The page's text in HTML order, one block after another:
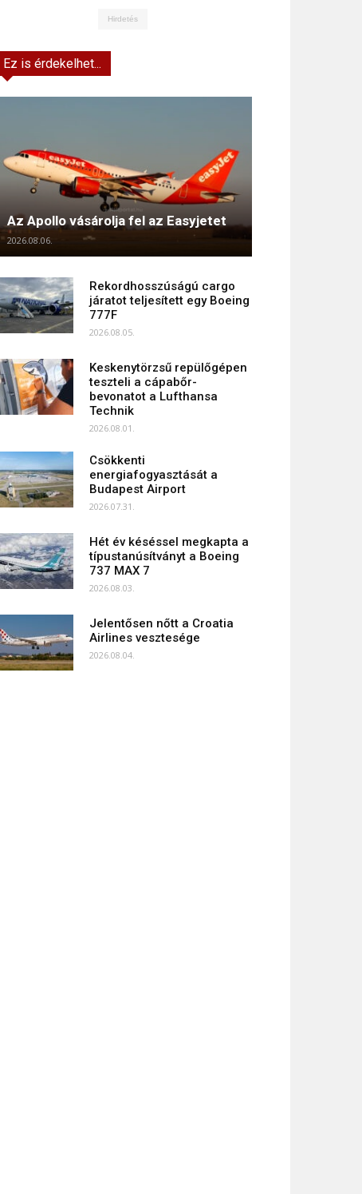
Hirdetés
Ez is érdekelhet...
Az Apollo vásárolja fel az Easyjetet
2026.08.06.
Rekordhosszúságú cargo
járatot teljesített egy Boeing
777F
2026.08.05.
Keskenytörzsű repülőgépen
teszteli a cápabőr-
bevonatot a Lufthansa
Technik
2026.08.01.
Csökkenti
energiafogyasztását a
Budapest Airport
2026.07.31.
Hét év késéssel megkapta a
típustanúsítványt a Boeing
737 MAX 7
2026.08.03.
Jelentősen nőtt a Croatia
Airlines vesztesége
2026.08.04.